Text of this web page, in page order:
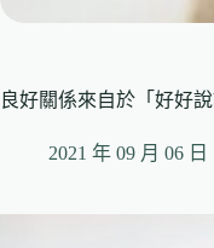
良好關係來自於「好好
2021 年 09 月 06 日